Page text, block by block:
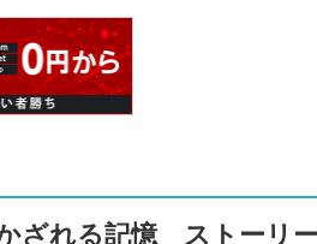
ざれる記憶 ストーリー